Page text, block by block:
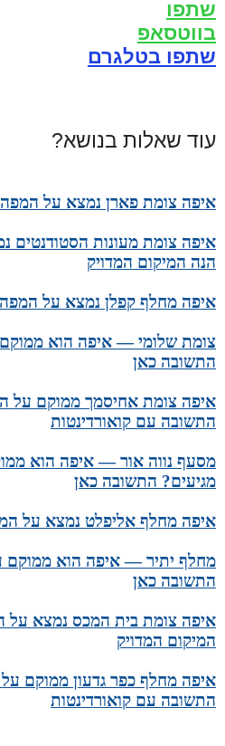
שתפו
בווטסאפ
שתפו בטלגרם
עוד שאלות בנושא?
איפה צומת פארן נמצא על
איפה צומת מעונות
הנה המיקום המדויק
איפה מחלף קפלן נמצא על
צומת שלומי — איפה הוא
התשובה כאן
איפה צומת אחיסמך ממוקם על
התשובה עם קואורדינטות
מסעף נווה אור — איפה הוא
מגיעים? התשובה כאן
איפה מחלף אליפלט נמצא על
מחלף יתיר — איפה הוא ממוקם
התשובה כאן
איפה צומת בית המכס נמצא על
המיקום המדויק
איפה מחלף כפר גדעון ממוקם
התשובה עם קואורדינטות